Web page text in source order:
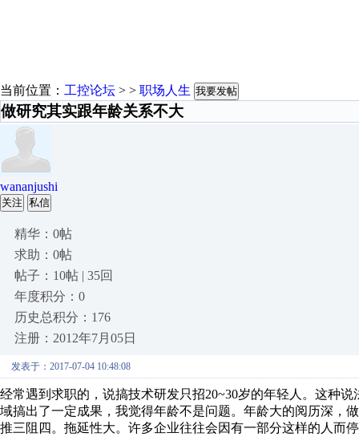
当前位置： 工控论坛 > > 职场人生 我要发帖
做研究其实跟年龄关系不大
wananjushi
关注 私信
精华：0帖
求助：0帖
帖子：10帖 | 35回
年度积分：0
历史总积分：176
注册：2012年7月05日
发表于：2017-07-04 10:48:08
经常遇到求职的，说搞技术研发只招20~30岁的年轻人。这种
域搞出了一定成果，我觉得年龄不是问题。年龄大的阅历深，
推三阻四。拖延性大。许多企业往往会因有一部分这样的人而